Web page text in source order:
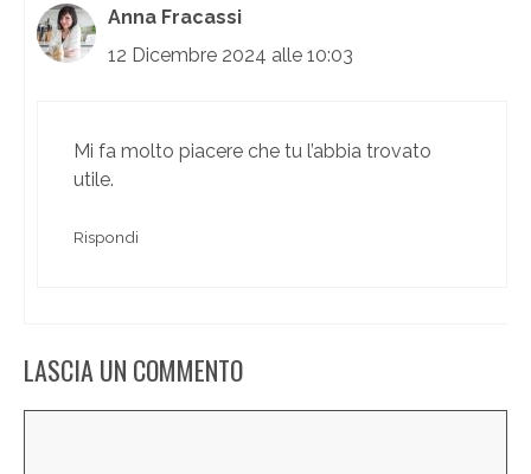
Anna Fracassi
12 Dicembre 2024 alle 10:03
Mi fa molto piacere che tu l’abbia trovato
utile.
Rispondi
LASCIA UN COMMENTO